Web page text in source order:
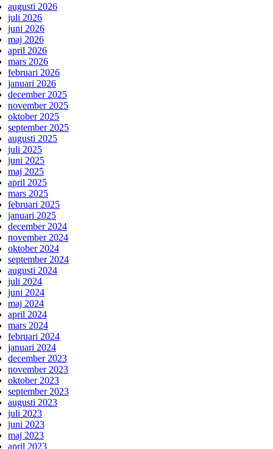
augusti 2026
juli 2026
juni 2026
maj 2026
april 2026
mars 2026
februari 2026
januari 2026
december 2025
november 2025
oktober 2025
september 2025
augusti 2025
juli 2025
juni 2025
maj 2025
april 2025
mars 2025
februari 2025
januari 2025
december 2024
november 2024
oktober 2024
september 2024
augusti 2024
juli 2024
juni 2024
maj 2024
april 2024
mars 2024
februari 2024
januari 2024
december 2023
november 2023
oktober 2023
september 2023
augusti 2023
juli 2023
juni 2023
maj 2023
april 2023